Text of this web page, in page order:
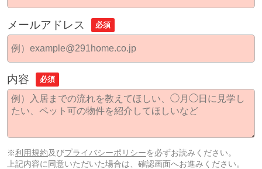
メールアドレス 必須
内容 必須
※利用規約及びプライバシーポリシーを必ずお読みください。
上記内容に同意いただいた場合は、確認画面へお進みください。